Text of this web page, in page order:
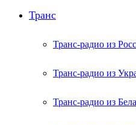
Транс
Транс-радио из
Транс-радио из
Транс-радио из